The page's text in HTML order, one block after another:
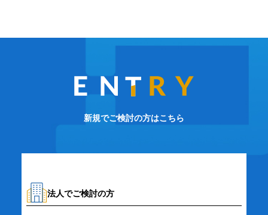
新規でご検討の方はこちら
法人でご検討の方